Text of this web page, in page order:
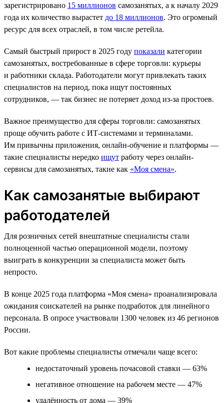
зарегистрировано 15 миллионов самозанятых, а к началу 2029
года их количество вырастет до 18 миллионов. Это огромный
ресурс для всех отраслей, в том числе ретейла.
Самый быстрый прирост в 2025 году показали категории
самозанятых, востребованные в сфере торговли: курьеры
и работники склада. Работодатели могут привлекать таких
специалистов на период, пока ищут постоянных
сотрудников, — так бизнес не потеряет доход из-за простоев.
Важное преимущество для сферы торговли: самозанятых
проще обучить работе с ИТ-системами и терминалами.
Им привычны приложения, онлайн-обучение и платформы —
такие специалисты нередко ищут работу через онлайн-
сервисы для самозанятых, такие как «Моя смена».
Как самозанятые выбирают
работодателей
Для розничных сетей внештатные специалисты стали
полноценной частью операционной модели, поэтому
выиграть в конкуренции за специалиста может быть
непросто.
В конце 2025 года платформа «Моя смена» проанализировала
ожидания соискателей на рынке подработок для линейного
персонала. В опросе участвовали 1300 человек из 46 регионов
России.
Вот какие проблемы специалисты отмечали чаще всего:
недостаточный уровень почасовой ставки — 63%
негативное отношение на рабочем месте — 47%
удалённость от дома — 39%